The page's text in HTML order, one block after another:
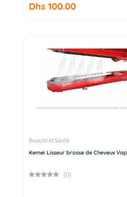
Dhs 100.00
Beauté et Santé
Kemei Lisseur brosse de Cheveux
(0)